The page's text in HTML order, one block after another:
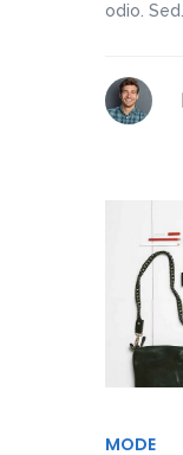
odio. Sed...
MODE